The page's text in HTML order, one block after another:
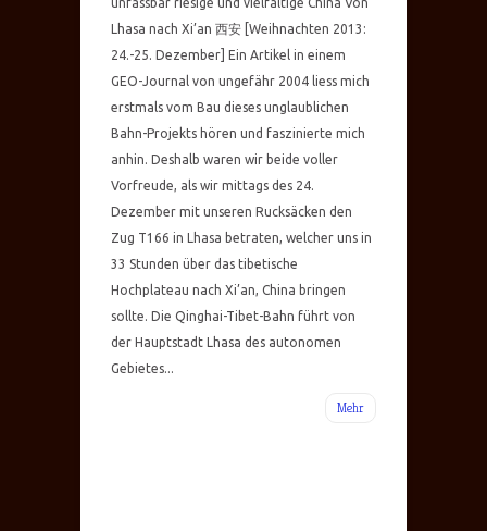
Lhasa nach Xi’an 西安 [Weihnachten 2013:
24.-25. Dezember] Ein Artikel in einem
GEO-Journal von ungefähr 2004 liess mich
erstmals vom Bau dieses unglaublichen
Bahn-Projekts hören und faszinierte mich
anhin. Deshalb waren wir beide voller
Vorfreude, als wir mittags des 24.
Dezember mit unseren Rucksäcken den
Zug T166 in Lhasa betraten, welcher uns in
33 Stunden über das tibetische
Hochplateau nach Xi’an, China bringen
sollte. Die Qinghai-Tibet-Bahn führt von
der Hauptstadt Lhasa des autonomen
Gebietes...
Mehr